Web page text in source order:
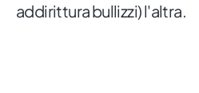
addirittura bullizzi) l'altra.